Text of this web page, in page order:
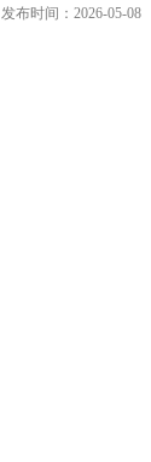
发布时间：2026-05-08